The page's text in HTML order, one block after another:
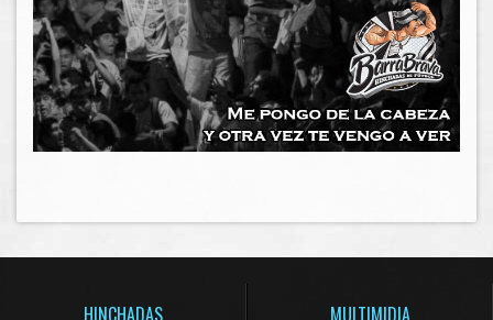
HINCHADAS MULTIMIDIA